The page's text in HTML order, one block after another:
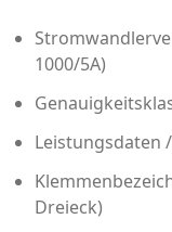
1000/5A)
Leistungsdaten
Dreieck)